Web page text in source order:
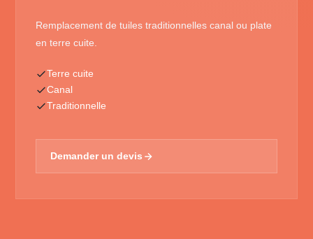
Remplacement de tuiles traditionnelles canal ou plate
en terre cuite.
Terre cuite
Canal
Traditionnelle
Demander un devis